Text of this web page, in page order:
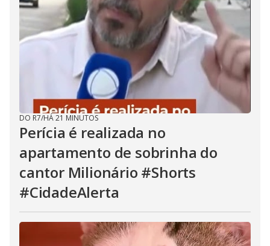
DO R7/HÁ 21 MINUTOS
Perícia é realizada no
apartamento de sobrinha do
cantor Milionário #Shorts
#CidadeAlerta